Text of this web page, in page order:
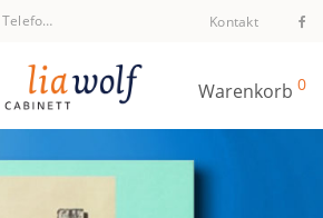
Telefon +43 1 512 40 94 Kontakt
Warenkorb 0